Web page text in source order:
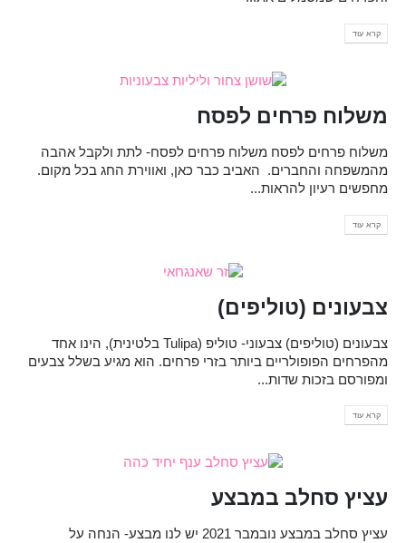
קרא עוד
משלוח פרחים לפסח
משלוח פרחים לפסח משלוח פרחים לפסח- לתת ולקבל אהבה
מהמשפחה והחברים. האביב כבר כאן, ואווירת החג בכל מקום.
מחפשים רעיון להראות...
קרא עוד
צבעונים (טוליפים)
צבעונים (טוליפים) צבעוני- טוליפ (Tulipa בלטינית), הינו אחד
מהפרחים הפופולריים ביותר בזרי פרחים. הוא מגיע בשלל צבעים
ומפורסם בזכות שדות...
קרא עוד
עציץ סחלב במבצע
עציץ סחלב במבצע נובמבר 2021 יש לנו מבצע- הנחה על